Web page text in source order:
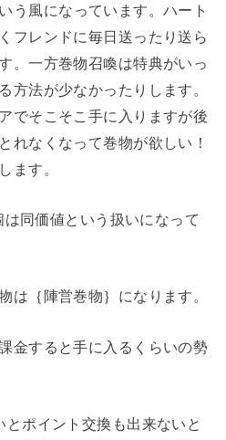
う風になっています。ハート
フレンドに毎日送ったり送ら
。一方巻物召喚は特典がいっ
方法が少なかったりします。
でそこそこ手に入りますが後
れなくなって巻物が欲しい！
ます。
同価値という扱いになって
は｛陣営巻物｝になります。
金すると手に入るくらいの勢
ポイント交換も出来ないと